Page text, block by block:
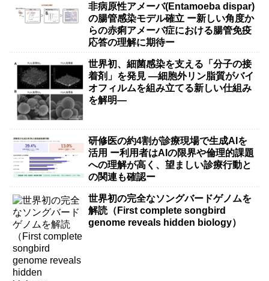
非病原性アメーバ(Entamoeba dispar)
の腸管感染モデル確立 ー新しい角度か
らの赤痢アメーバ症における腸管免疫
応答の理解に期待ー
世界初、細菌感染を支える「分子の接
着剤」を発見 ―細胞外リン脂質がバイ
オフィルムを組み立てる新しい仕組み
を解明―
研修医の約4割が診療現場で生成AIを
活用 ー利用者はAIの限界や倫理的課題
への理解が高く、望ましい診療行動と
の関連も確認ー
世界初の完全なソングバードゲノムを
解読（First complete songbird
genome reveals hidden biology）